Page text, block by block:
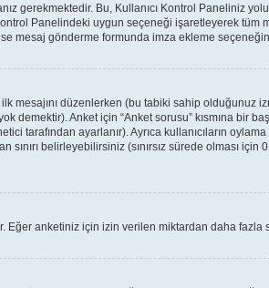
gerekmektedir. Bu, Kullanıcı Kontrol Paneliniz
Panelindeki uygun seçeneği işaretleyerek
mesaj gönderme formunda imza ekleme
mesajını düzenlerken (bu tabiki sahip olduğunuz
Anket için “Anket sorusu” kısmına bir
ayarlanır). Ayrıca kullanıcıların oylama
belirleyebilirsiniz (sınırsız sürede olması için
Eğer anketiniz için izin verilen miktardan daha